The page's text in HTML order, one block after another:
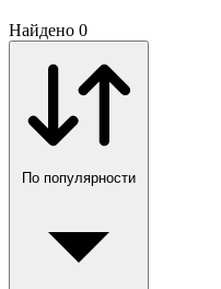
Найдено 0
По популярности